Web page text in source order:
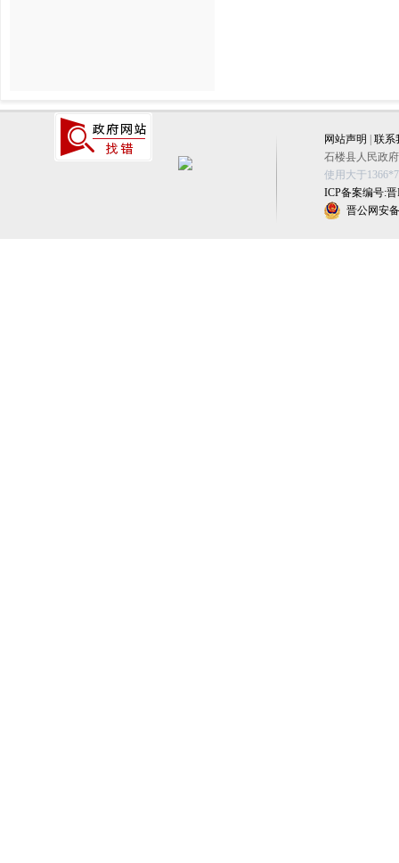
网站声明
联系
石楼县人民政
使用大于
ICP备案编号:晋
晋公网安